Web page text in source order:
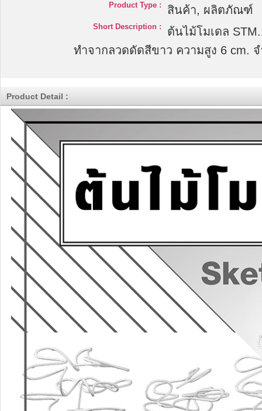
Product Type : สินค้า, ผลิตภัณฑ์
Short Description :
ต้นไม้โมเดล
ทำจากลวดดัดสีขาว ความสูง 6 cm.
Product Detail :